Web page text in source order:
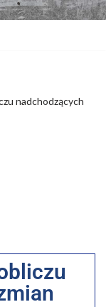
nadchodzących